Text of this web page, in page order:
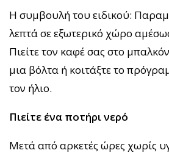
Η συμβουλή του ειδικού:
λεπτά σε εξωτερικό χώρο
Πιείτε τον καφέ σας στο
μια βόλτα ή κοιτάξτε το
τον ήλιο.
Πιείτε ένα ποτήρι νερό
Μετά από αρκετές ώρες χωρίς